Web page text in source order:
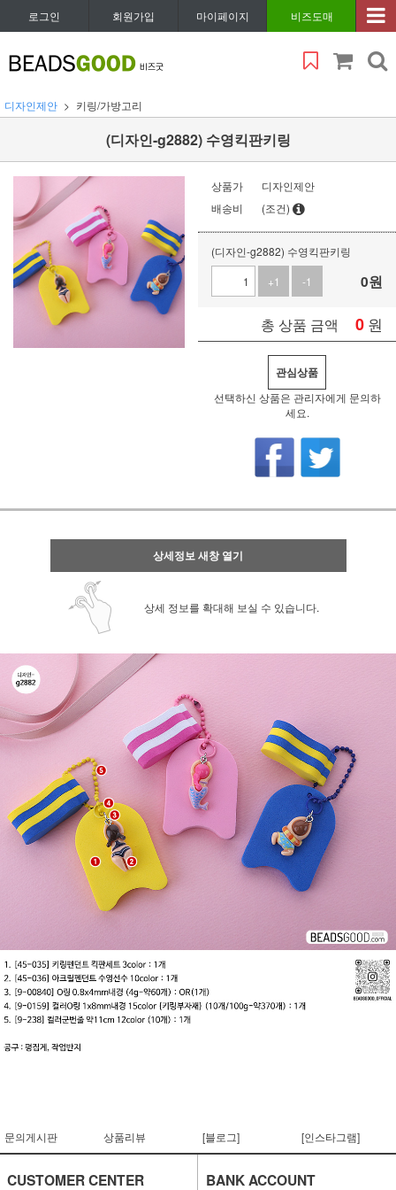
로그인 회원가입 마이페이지 비즈도매
디자인제안 키링/가방고리
(디자인-g2882) 수영킥판키링
상품가
디자인제안
배송비
(조건)
(디자인-g2882) 수영킥판키링
+1
-1 0원
총 상품 금액 0 원
관심상품
선택하신 상품은 관리자에게 문의하
세요.
상세정보 새창 열기
상세 정보를 확대해 보실 수 있습니다.
문의게시판 상품리뷰 [블로그] [인스타그램]
CUSTOMER CENTER BANK ACCOUNT